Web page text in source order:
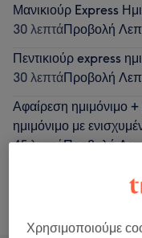
Μανικιούρ Express
30 λεπτάΠροβολή
Πεντικιούρ express
30 λεπτάΠροβολή
Αφαίρεση ημιμόνιμο +
ημιμόνιμο με
45 λεπτάΠροβολή
Δεν ήταν αυτό που
Χρησιμοποιούμε